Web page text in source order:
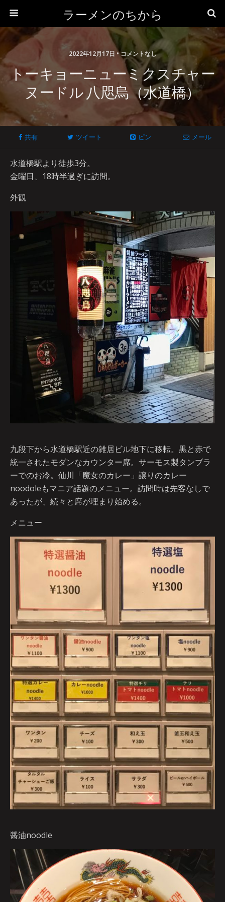
ラーメンのちから
2022年12月17日 • コメントなし
トーキョーニューミクスチャー
ヌードル 八咫烏（水道橋）
共有 ツイート ピン メール
水道橋駅より徒歩3分。
金曜日、18時半過ぎに訪問。
外観
九段下から水道橋駅近の雑居ビル地下に移転。黒と赤で
統一されたモダンなカウンター席。サーモス製タンブラ
ーでのお冷。仙川「魔女のカレー」譲りのカレー
noodoleもマニア話題のメニュー。訪問時は先客なしで
あったが、続々と席が埋まり始める。
メニュー
醤油noodle